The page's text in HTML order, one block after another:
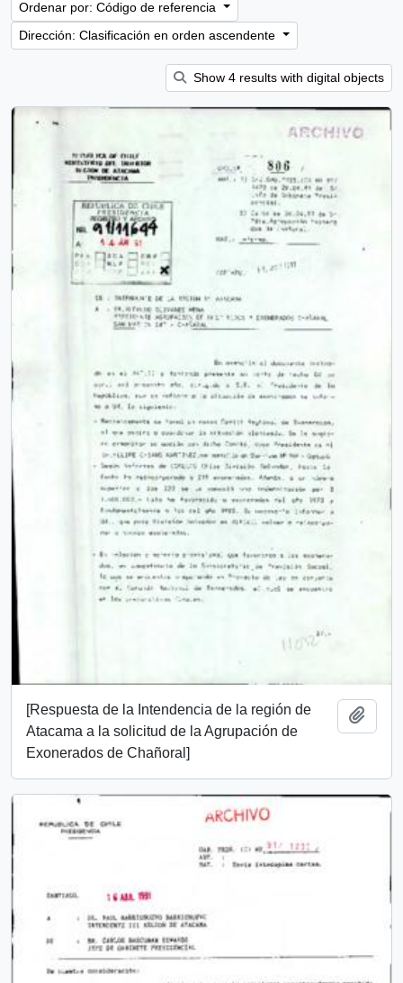
Ordenar por: Código de referencia
Dirección: Clasificación en orden ascendente
Show 4 results with digital objects
[Respuesta de la Intendencia de la región de
Atacama a la solicitud de la Agrupación de
Exonerados de Chañoral]